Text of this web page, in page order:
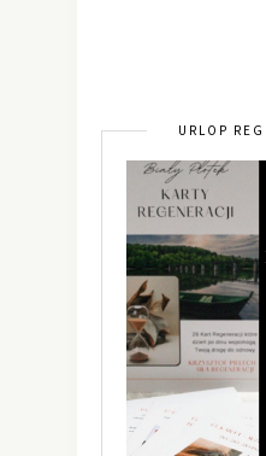
URLOP